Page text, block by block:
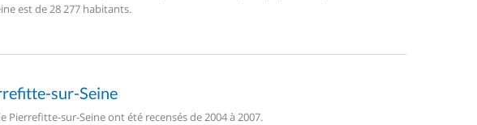
est de 28 277 habitants.
sur-Seine
Pierrefitte-sur-Seine ont été recensés de 2004 à 2007.